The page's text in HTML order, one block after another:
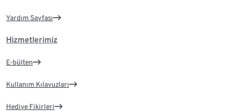
Yardım Sayfası
Hizmetlerimiz
E-bülten
Kullanım Kılavuzları
Hediye Fikirleri